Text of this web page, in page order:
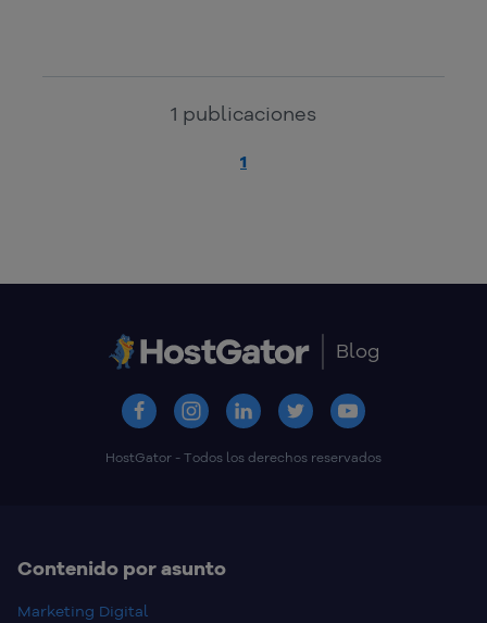
1 publicaciones
1
Blog
HostGator - Todos los derechos reservados
Contenido por asunto
Marketing Digital